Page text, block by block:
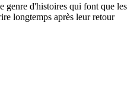
genre d'histoires qui font que les
longtemps après leur retour